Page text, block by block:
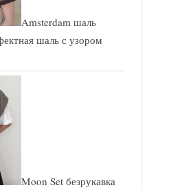
Amsterdam шаль
шаль с узором
Moon Set безрукавка